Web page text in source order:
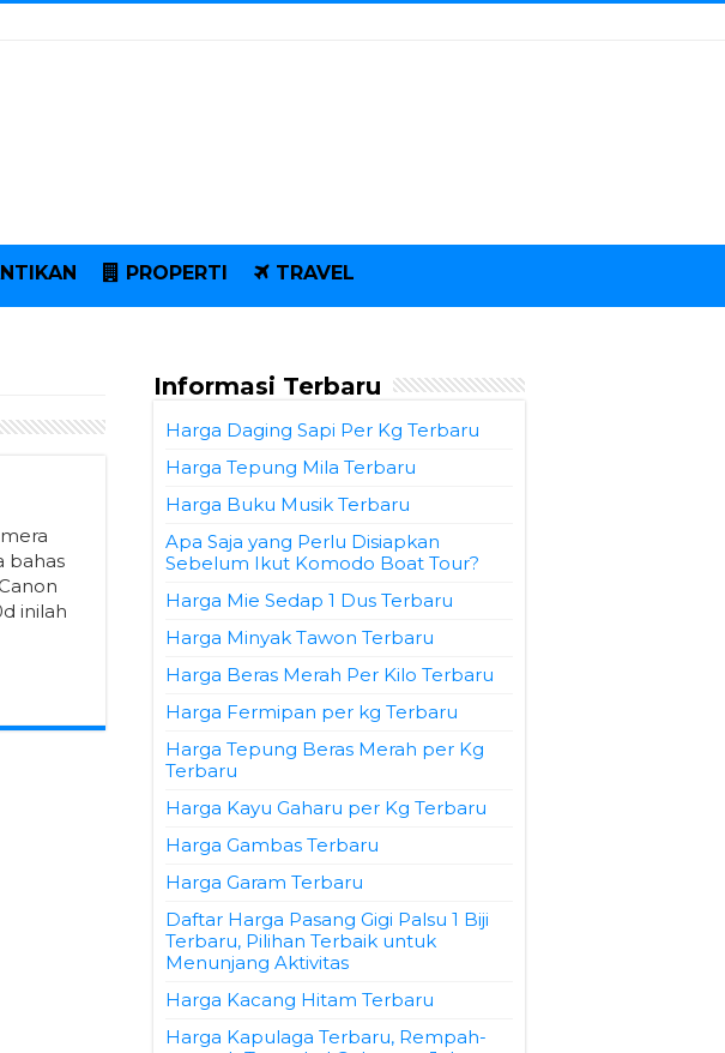
PROPERTI TRAVEL
bahas
inilah
Informasi Terbaru
Harga Daging Sapi Per Kg Terbaru
Harga Tepung Mila Terbaru
Harga Buku Musik Terbaru
Apa Saja yang Perlu Disiapkan
Sebelum Ikut Komodo Boat Tour?
Harga Mie Sedap 1 Dus Terbaru
Harga Minyak Tawon Terbaru
Harga Beras Merah Per Kilo Terbaru
Harga Fermipan per kg Terbaru
Harga Tepung Beras Merah per Kg
Terbaru
Harga Kayu Gaharu per Kg Terbaru
Harga Gambas Terbaru
Harga Garam Terbaru
Daftar Harga Pasang Gigi Palsu 1 Biji
Terbaru, Pilihan Terbaik untuk
Menunjang Aktivitas
Harga Kacang Hitam Terbaru
Harga Kapulaga Terbaru, Rempah-